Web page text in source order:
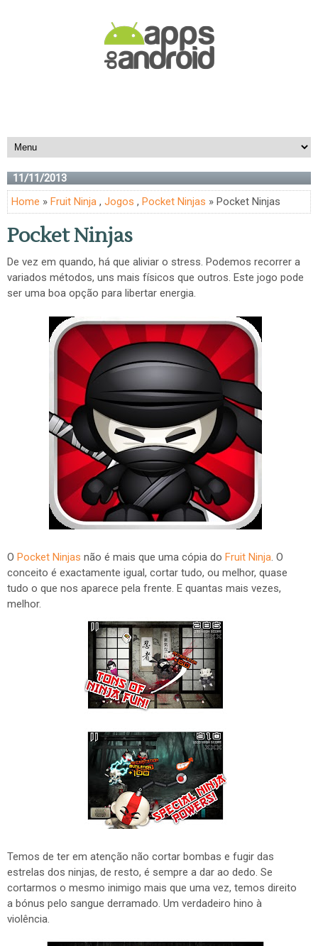
11/11/2013
Home » Fruit Ninja , Jogos , Pocket Ninjas » Pocket Ninjas
Pocket Ninjas
De vez em quando, há que aliviar o stress. Podemos recorrer a
variados métodos, uns mais físicos que outros. Este jogo pode
ser uma boa opção para libertar energia.
O Pocket Ninjas não é mais que uma cópia do Fruit Ninja. O
conceito é exactamente igual, cortar tudo, ou melhor, quase
tudo o que nos aparece pela frente. E quantas mais vezes,
melhor.
Temos de ter em atenção não cortar bombas e fugir das
estrelas dos ninjas, de resto, é sempre a dar ao dedo. Se
cortarmos o mesmo inimigo mais que uma vez, temos direito
a bónus pelo sangue derramado. Um verdadeiro hino à
violência.